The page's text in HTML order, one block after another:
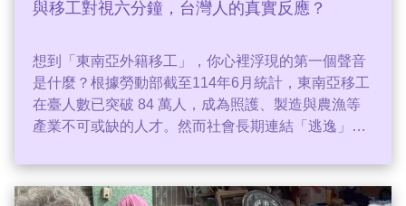
與移工對視六分鐘，台灣人的真實反應？
想到「東南亞外籍移工」，你心裡浮現的第一個聲音
是什麼？根據勞動部截至114年6月統計，東南亞移工
在臺人數已突破 84 萬人，成為照護、製造與農漁等
產業不可或缺的人才。然而社會長期連結「逃逸」
邊越來越多的移工互動相處？一場由深耕移工教育的
非營利組織One-Forty發起的社會實驗，在靜默裡對視